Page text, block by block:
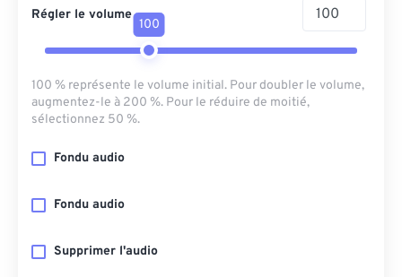
Régler le volume
100
100 % représente le volume initial. Pour doubler le volume,
augmentez-le à 200 %. Pour le réduire de moitié,
sélectionnez 50 %.
Fondu audio
Fondu audio
Supprimer l'audio